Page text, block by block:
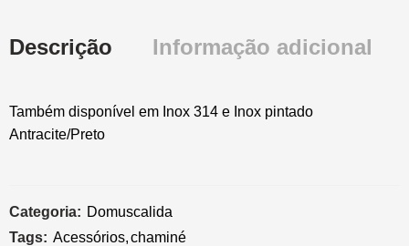
Descrição Informação adicional
Também disponível em Inox 314 e Inox pintado
Antracite/Preto
Categoria: Domuscalida
Tags: Acessórios,chaminé